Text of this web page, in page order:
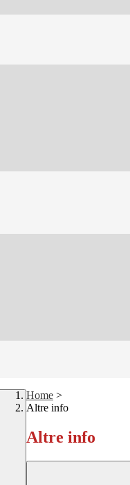
Home >
Altre info
Altre info